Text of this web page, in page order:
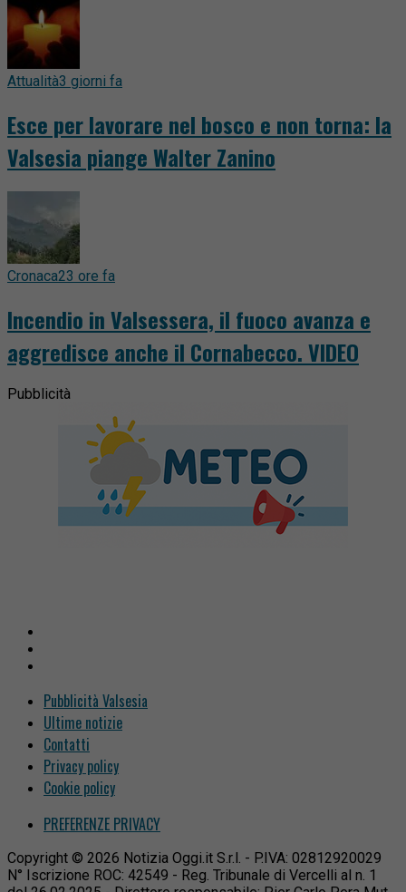
Attualità3 giorni fa
Esce per lavorare nel bosco e non torna: la
Valsesia piange Walter Zanino
Cronaca23 ore fa
Incendio in Valsessera, il fuoco avanza e
aggredisce anche il Cornabecco. VIDEO
Pubblicità
Pubblicità Valsesia
Ultime notizie
Contatti
Privacy policy
Cookie policy
PREFERENZE PRIVACY
Copyright © 2026 Notizia Oggi.it S.r.l. - P.IVA: 02812920029
N° Iscrizione ROC: 42549 - Reg. Tribunale di Vercelli al n. 1